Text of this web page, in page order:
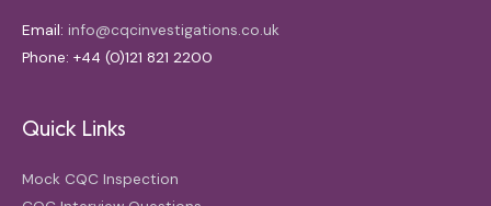
Email: info@cqcinvestigations.co.uk
Phone: +44 (0)121 821 2200
Quick Links
Mock CQC Inspection